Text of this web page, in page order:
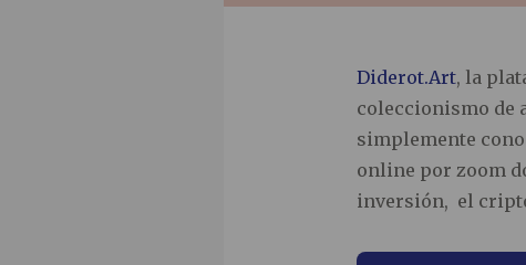
Diderot.Art, la
coleccionismo de
simplemente
online por zoom
inversión, el